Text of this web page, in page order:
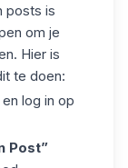
posts is
om je
Hier is
te doen:
log in op
Post”